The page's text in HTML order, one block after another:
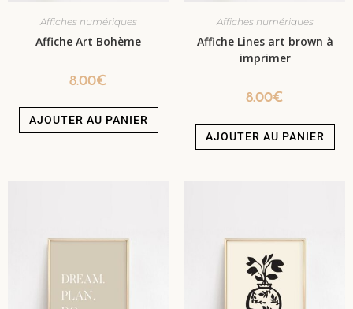
Affiches numériques
Affiche Art Bohème
8.00€
AJOUTER AU PANIER
Affiches numériques
Affiche Lines art brown à
imprimer
8.00€
AJOUTER AU PANIER